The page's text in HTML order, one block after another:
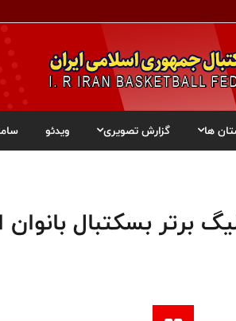
ها گزارش تصویری ویدئو
برتر بسکتبال بانوان